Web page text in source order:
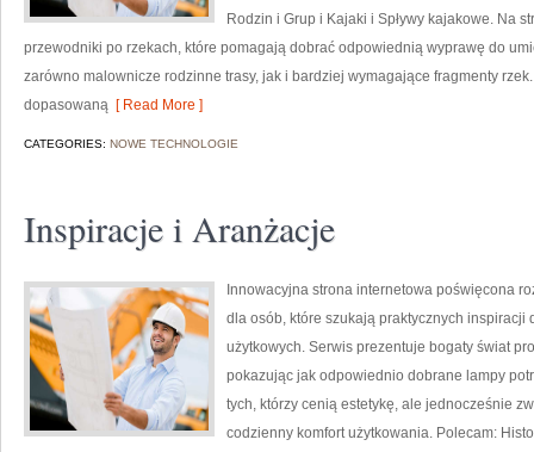
Rodzin i Grup i Kajaki i Spływy kajakowe. Na
przewodniki po rzekach, które pomagają dobrać odpowiednią wyprawę do
zarówno malownicze rodzinne trasy, jak i bardziej wymagające fragmenty
dopasowaną [ Read More ]
CATEGORIES: NOWE TECHNOLOGIE
Inspiracje i Aranżacje
Innowacyjna strona internetowa poświęcona
dla osób, które szukają praktycznych
użytkowych. Serwis prezentuje bogaty świat
pokazując jak odpowiednio dobrane lampy
tych, którzy cenią estetykę, ale jednocześnie
codzienny komfort użytkowania. Polecam: